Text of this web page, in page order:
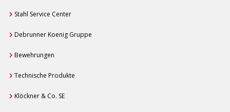
Stahl Service Center
Debrunner Koenig Gruppe
Bewehrungen
Technische Produkte
Klöckner & Co. SE